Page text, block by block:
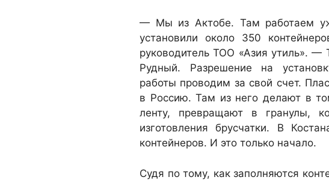
— Мы из Актобе. Там работаем
установили около 350
руководитель ТОО «Азия утиль». —
Рудный. Разрешение на
работы проводим за свой счет.
в Россию. Там из него делают в
ленту, превращают в гранулы,
изготовления брусчатки. В
контейнеров. И это только начало.
Судя по тому, как заполняются